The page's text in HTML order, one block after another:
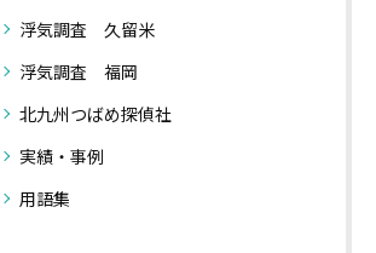
浮気調査 久留米
浮気調査 福岡
北九州つばめ探偵社
実績・事例
用語集